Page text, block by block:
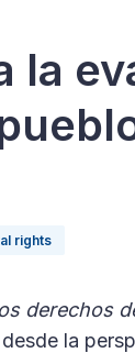
la
rights
derechos
la